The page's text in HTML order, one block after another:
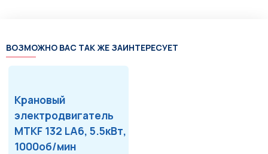
ВОЗМОЖНО ВАС ТАК ЖЕ ЗАИНТЕРЕСУЕТ
Крановый
электродвигатель
MTKF 132 LA6, 5.5кВт,
1000об/мин